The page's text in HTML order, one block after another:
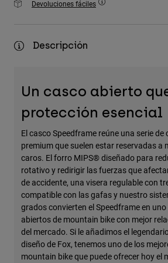
Accesorios
Bolsas y Mochilas
Ver todo
Devoluciones fáciles
Descripción
Un casco abierto
protección esencial
El casco Speedframe reúne una serie
premium que suelen estar reservadas a
caros. El forro MIPS® diseñado para
rotativo y redirigir las fuerzas que
de accidente, una visera regulable con
compatible con las gafas y nuestro
grados convierten el Speedframe en
abiertos de mountain bike con mejor
del mercado. Si le añadimos el
diseño de Fox, tenemos uno de los
mountain bike que puede ofrecer hoy el